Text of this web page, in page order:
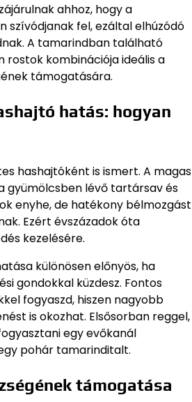
ahhoz, hogy a
szívódjanak fel, ezáltal elhúzódó
A tamarindban található
rostok kombinációja ideális a
támogatására.
hatás: hogyan
hashajtóként is ismert. A magas
lévő tartársav és
enyhe, de hatékony bélmozgást
Ezért évszázadok óta
kezelésére.
különösen előnyös, ha
gondokkal küzdesz. Fontos
fogyaszd, hiszen nagyobb
is okozhat. Elsősorban reggel,
egy evőkanál
pohár tamarinditalt.
támogatása